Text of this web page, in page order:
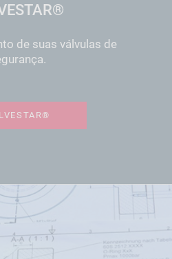
de suas válvulas de